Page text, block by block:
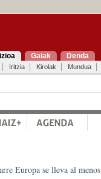
Gaiak Denda
Iritzia Kirolak Mundua
Europa se lleva al